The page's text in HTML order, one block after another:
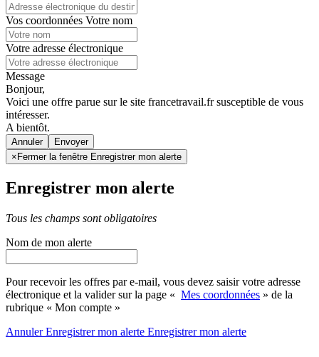
Vos coordonnées Votre nom
Votre adresse électronique
Message
Bonjour,
Voici une offre parue sur le site francetravail.fr susceptible de vous
intéresser.
A bientôt.
Annuler
× Fermer la fenêtre Enregistrer mon alerte
Enregistrer mon alerte
Tous les champs sont obligatoires
Nom de mon alerte
Pour recevoir les offres par e-mail, vous devez saisir votre adresse
électronique et la valider sur la page « Mes coordonnées » de la
rubrique « Mon compte »
AnnulerEnregistrer mon alerte Enregistrermon alerte